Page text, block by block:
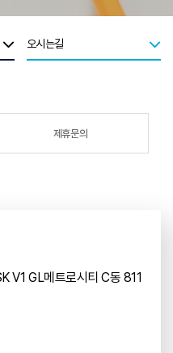
오시는길
제휴문의
V1 GL메트로시티 C동 811